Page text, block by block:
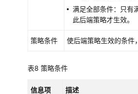
满足全部条件：只有
此后端策略才生效。
策略条件 使后端策略生效的条件
表8 策略条件
信息项 描述